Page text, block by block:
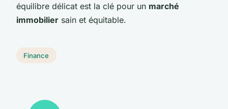
équilibre délicat est la clé pour un marché
immobilier sain et équitable.
Finance